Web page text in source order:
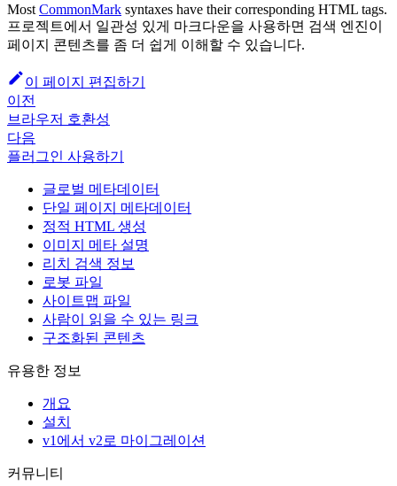
Most CommonMark syntaxes have their corresponding HTML tags.
프로젝트에서 일관성 있게 마크다운을 사용하면 검색 엔진이
페이지 콘텐츠를 좀 더 쉽게 이해할 수 있습니다.
이 페이지 편집하기
이전
브라우저 호환성
다음
플러그인 사용하기
글로벌 메타데이터
단일 페이지 메타데이터
정적 HTML 생성
이미지 메타 설명
리치 검색 정보
로봇 파일
사이트맵 파일
사람이 읽을 수 있는 링크
구조화된 콘텐츠
유용한 정보
개요
설치
v1에서 v2로 마이그레이션
커뮤니티